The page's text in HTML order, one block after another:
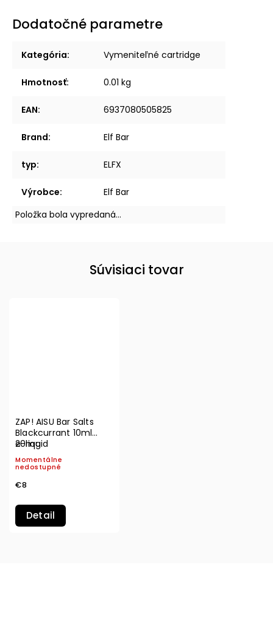
Dodatočné parametre
Kategória: Vymeniteľné cartridge
Hmotnosť: 0.01 kg
EAN: 6937080505825
Brand: Elf Bar
typ: ELFX
Výrobce:
Elf Bar
Položka bola vypredaná…
Súvisiaci tovar
ZAP! AISU Bar Salts
Blackcurrant 10ml
20mg
e-liquid
Momentálne
nedostupné
€8
Detail